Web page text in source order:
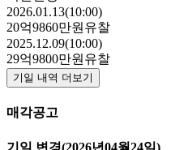
2026.01.13(10:00)
20억9860만원 유찰
2025.12.09(10:00)
29억9800만원 유찰
기일 내역 더보기
매각공고
기일 변경(2026년04월24일)